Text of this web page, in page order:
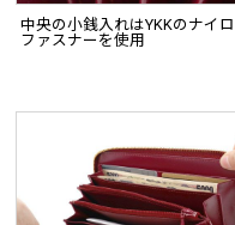
中央の小銭入れはYKKのナイ
ファスナーを使用